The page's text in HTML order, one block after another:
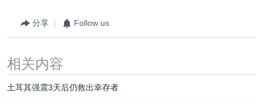
分享 Follow us
相关内容
土耳其强震3天后仍救出幸存者